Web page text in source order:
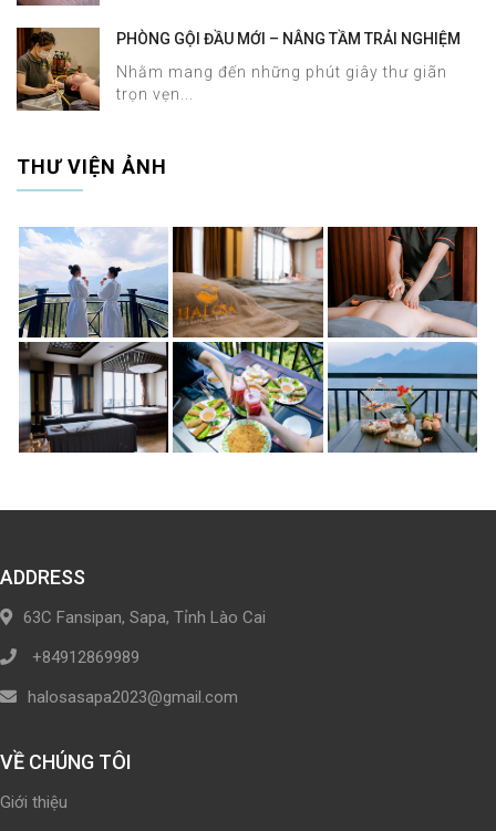
PHÒNG GỘI ĐẦU MỚI – NÂNG TẦM TRẢI NGHIỆM
DƯỠNG SINH TẠI HALOSA SPA & MASSAGE
Nhằm mang đến những phút giây thư giãn
trọn vẹn...
THƯ VIỆN ẢNH
ADDRESS
63C Fansipan, Sapa, Tỉnh Lào Cai
+84912869989
halosasapa2023@gmail.com
VỀ CHÚNG TÔI
Giới thiệu